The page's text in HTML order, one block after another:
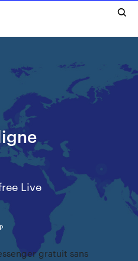
Live
gratuit sans